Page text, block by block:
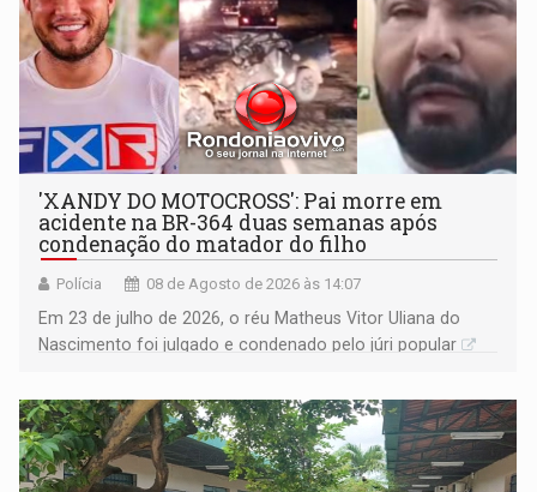
'XANDY DO MOTOCROSS': Pai morre em
acidente na BR-364 duas semanas após
condenação do matador do filho
Polícia 08 de Agosto de 2026 às 14:07
Em 23 de julho de 2026, o réu Matheus Vitor Uliana do
Nascimento foi julgado e condenado pelo júri popular